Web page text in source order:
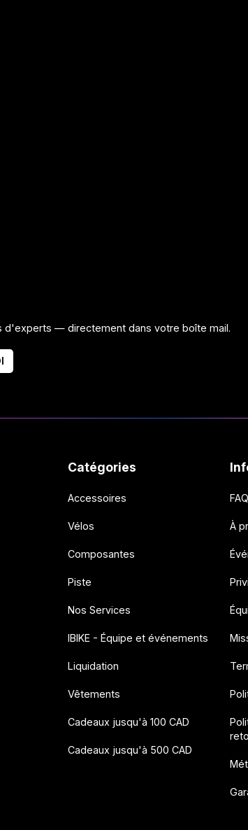
d'experts — directement dans votre boîte mail.
Catégories
Accessoires
Vélos
Composantes
Piste
Nos Services
IBIKE - Équipe et événements
Liquidation
Vêtements
Cadeaux jusqu'à 100 CAD
Cadeaux jusqu'à 500 CAD
FAQ
À